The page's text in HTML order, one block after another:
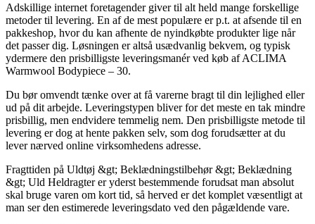
Adskillige internet foretagender giver til alt held mange forskellige
metoder til levering. En af de mest populære er p.t. at afsende til en
pakkeshop, hvor du kan afhente de nyindkøbte produkter lige når
det passer dig. Løsningen er altså usædvanlig bekvem, og typisk
ydermere den prisbilligste leveringsmanér ved køb af ACLIMA
Warmwool Bodypiece – 30.
Du bør omvendt tænke over at få varerne bragt til din lejlighed eller
ud på dit arbejde. Leveringstypen bliver for det meste en tak mindre
prisbillig, men endvidere temmelig nem. Den prisbilligste metode til
levering er dog at hente pakken selv, som dog forudsætter at du
lever nærved online virksomhedens adresse.
Fragttiden på Uldtøj &gt; Beklædningstilbehør &gt; Beklædning
&gt; Uld Heldragter er yderst bestemmende forudsat man absolut
skal bruge varen om kort tid, så herved er det komplet væsentligt at
man ser den estimerede leveringsdato ved den pågældende vare.